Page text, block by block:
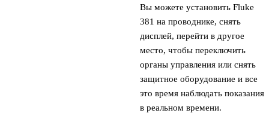
Вы можете установить Fluke
381 на проводнике, снять
дисплей, перейти в другое
место, чтобы переключить
органы управления или снять
защитное оборудование и все
это время наблюдать показания
в реальном времени.